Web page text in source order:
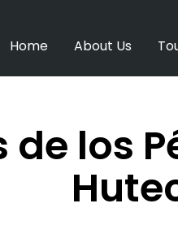
Home About Us
de los